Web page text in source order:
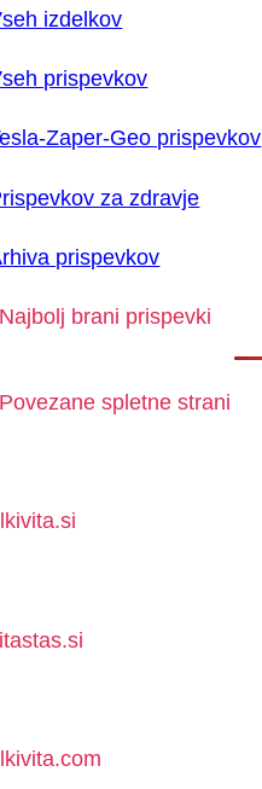
izdelkov
prispevkov
Zaper-Geo prispevkov
za zdravje
prispevkov
Najbolj brani prispevki
Povezane spletne strani